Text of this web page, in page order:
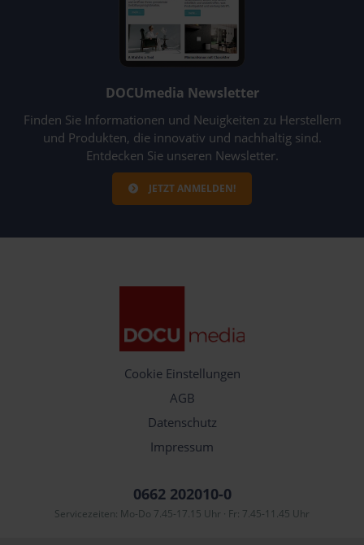
DOCUmedia Newsletter
Finden Sie Informationen und Neuigkeiten zu Herstellern
und Produkten, die innovativ und nachhaltig sind.
Entdecken Sie unseren Newsletter.
JETZT ANMELDEN!
Cookie Einstellungen
AGB
Datenschutz
Impressum
0662 202010-0
Servicezeiten: Mo-Do 7.45-17.15 Uhr · Fr: 7.45-11.45 Uhr